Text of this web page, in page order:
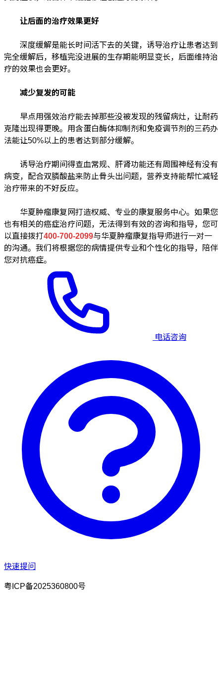
让后面的治疗效果更好
深度缓解是能长时间活下去的关键，诱导治疗让患者达到
完全缓解后，移植完没进展的生存期能明显变长，后面维持治
疗的效果也会更好。
减少复发的可能
早点用强效治疗能去掉那些没被发现的残留病灶，让耐药
克隆出现得更晚。用含蛋白酶体抑制剂和免疫调节剂的三药办
法能让50%以上的患者达到部分缓解。
诱导治疗期间得查血常规、肝肾功能还有周围神经有没有
病变，配合双膦酸盐来防止骨头出问题，营养支持能帮忙减轻
治疗带来的不好反应。
华夏肿瘤康复网打造权威、专业的康复服务中心。如果您
也有相关的癌症治疗问题，无法得到有效的咨询和指导，您可
以直接拨打400-700-2099与华夏肿瘤康复指导师进行一对一
的沟通。我们将根据您的病情提供专业和个性化的指导，陪伴
您对抗癌症。
电话咨询
快速提问
粤ICP备2025360800号